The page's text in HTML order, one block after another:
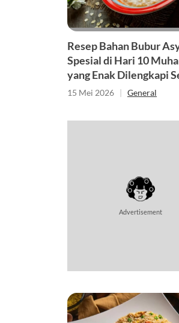
Resep Bahan Bubur
Spesial di Hari 10
yang Enak Dilengkapi
dan Maknanya
15 Mei 2026 | General
Advertisement